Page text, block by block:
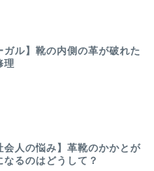
ガル】靴の内側の革が破れた
理
会人の悩み】革靴のかかとが
なるのはどうして？